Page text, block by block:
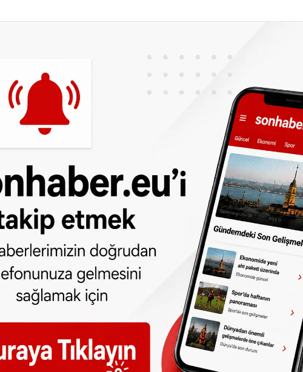
bir daha haber alınamadı.
ulaşmaya çalıştığını ancak iki haftadır
Hasan’ın çevresindeki arkadaşlarını da
son olarak iki hafta önce görüldüğünü
Vakfı’na (HDV) bağlı bir camiye
hocasıyla da görüştüğünü ancak oğlunun
öğrendiğini aktardı.
kadar uzun süre haber alamamak çok
acil yardım istedi. Anne ayrıca
sahibi olanların, kendisine
0090 544 421 61
0031 634 074 457
numaralı telefonlardan